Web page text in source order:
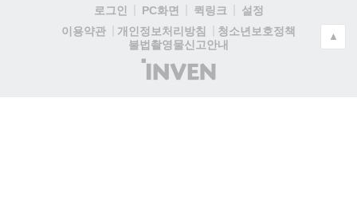
로그인 PC화면 퀵링크
설정
이용약관
개인정보처리방침
청소년보호정책
불법촬영물신고안내
(주)
인
▲